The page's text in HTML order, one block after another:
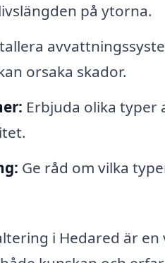
på ytorna.
orsaka skador.
Erbjuda olika
Ge råd om vilka
i Hedared är